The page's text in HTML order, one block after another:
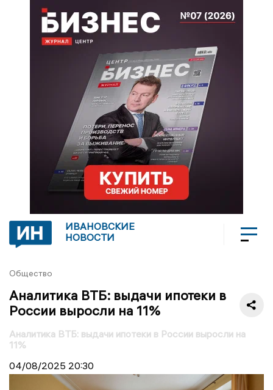
ИВАНОВСКИЕ
НОВОСТИ
Общество
Аналитика ВТБ: выдачи ипотеки в
России выросли на 11%
Аналитика ВТБ: выдачи ипотеки в России выросли на
11%
04/08/2025 20:30